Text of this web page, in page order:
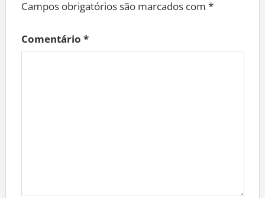
Campos obrigatórios são marcados com *
Comentário *